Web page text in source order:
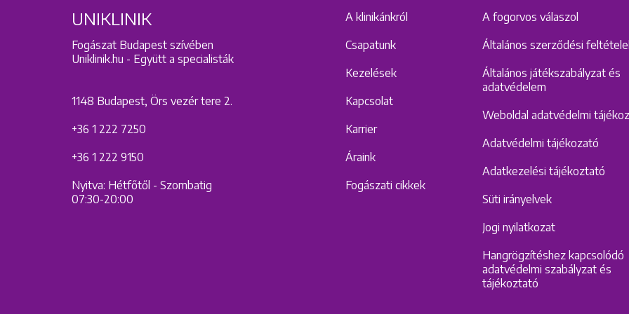
UNIKLINIK
Fogászat Budapest szívében
Uniklinik.hu - Együtt a specialisták
1148 Budapest, Örs vezér tere 2.
+36 1 222 7250
+36 1 222 9150
Nyitva: Hétfőtől - Szombatig
07:30-20:00
A klinikánkról
Csapatunk
Kezelések
Kapcsolat
Karrier
Áraink
Fogászati cikkek
A fogorvos válaszol
Általános szerződési
Általános játékszabályzat és
adatvédelem
Weboldal adatvédelmi
Adatvédelmi tájékozató
Adatkezelési tájékoztató
Süti irányelvek
Jogi nyilatkozat
Hangrögzítéshez kapcsolódó
adatvédelmi szabályzat és
tájékoztató